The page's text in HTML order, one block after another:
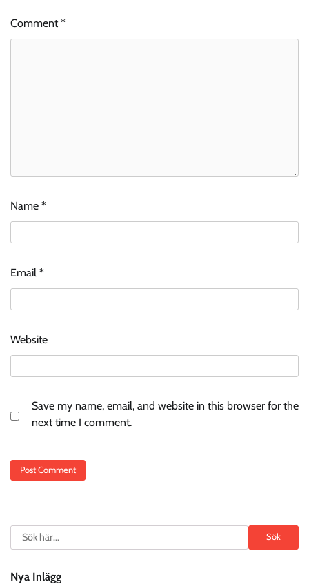
Comment*
Name *
Email *
Website
Save my name, email, and website in this browser for the
next time I comment.
Search Sök
Nya Inlägg